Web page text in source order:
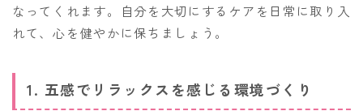
なってくれます。自分を大切にするケアを日常に取り入
れて、心を健やかに保ちましょう。
1. 五感でリラックスを感じる環境づくり